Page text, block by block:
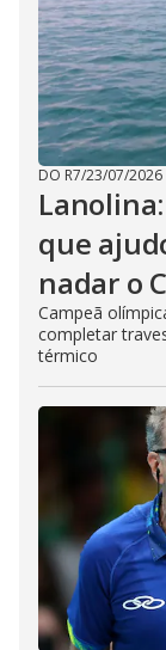
DO R7/23/07/2026
que
nadar o
Campeã
completar
térmico